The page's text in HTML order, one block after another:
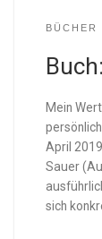
BÜCHER
Mein
April
Sauer
sich